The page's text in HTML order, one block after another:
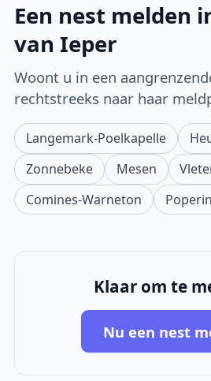
Een nest melden
van Ieper
Woont u in een
rechtstreeks naar haar
Langemark-Poelkapelle
Zonnebeke
Mesen
Comines-Warneton
Klaar om te
Nu een nest